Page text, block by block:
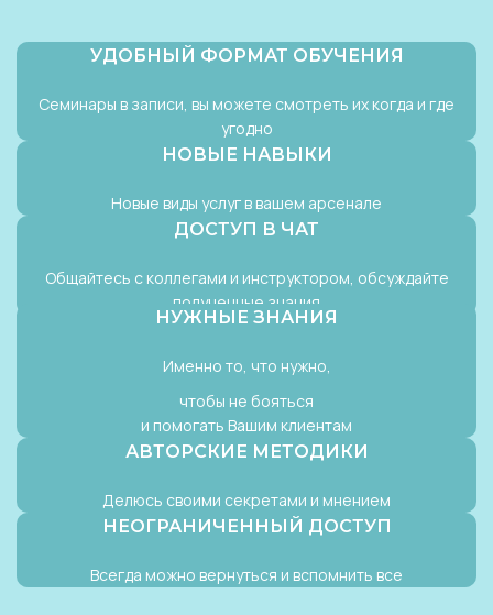
УДОБНЫЙ ФОРМАТ ОБУЧЕНИЯ
Семинары в записи, вы можете смотреть их когда и где
угодно
НОВЫЕ НАВЫКИ
Новые виды услуг в вашем арсенале
ДОСТУП В ЧАТ
Общайтесь с коллегами и инструктором, обсуждайте
полученные знания
НУЖНЫЕ ЗНАНИЯ
Именно то, что нужно,
чтобы не бояться
и помогать Вашим клиентам
АВТОРСКИЕ МЕТОДИКИ
Делюсь своими секретами и мнением
НЕОГРАНИЧЕННЫЙ ДОСТУП
Всегда можно вернуться и вспомнить все